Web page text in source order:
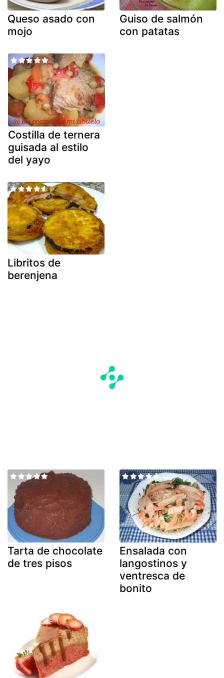
Queso asado con
mojo
Guiso de salmón
con patatas
Costilla de ternera
guisada al estilo
del yayo
Libritos de
berenjena
Tarta de chocolate
de tres pisos
Ensalada con
langostinos y
ventresca de
bonito